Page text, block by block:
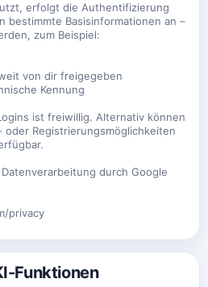
erfolgt die Authentifizierung
bestimmte Basisinformationen an –
zum Beispiel:
von dir freigegeben
Kennung
ist freiwillig. Alternativ können
Registrierungsmöglichkeiten
durch Google
privacy
Funktionen